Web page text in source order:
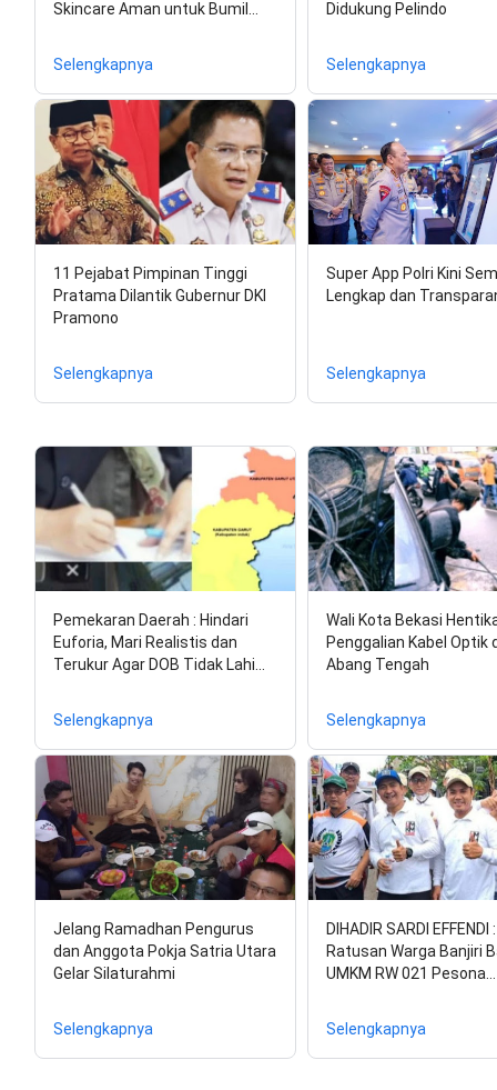
Skincare Aman untuk Bumil…
Selengkapnya
Didukung Pelindo
Selengkapnya
11 Pejabat Pimpinan Tinggi
Pratama Dilantik Gubernur DKI
Pramono
Selengkapnya
Super App Polri Kini
Lengkap dan
Selengkapnya
Pemekaran Daerah : Hindari
Euforia, Mari Realistis dan
Terukur Agar DOB Tidak Lahi…
Selengkapnya
Wali Kota Bekasi
Penggalian Kabel Optik
Abang Tengah
Selengkapnya
Jelang Ramadhan Pengurus
dan Anggota Pokja Satria Utara
Gelar Silaturahmi
Selengkapnya
DIHADIR SARDI EFFENDI :
Ratusan Warga Banjiri
UMKM RW 021 Pesona…
Selengkapnya